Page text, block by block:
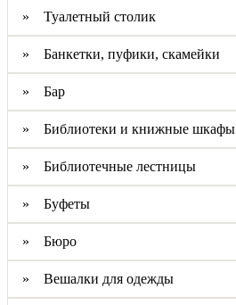
» Туалетный столик
» Банкетки, пуфики, скамейки
» Бар
» Библиотеки и книжные шкафы
» Библиотечные лестницы
» Буфеты
» Бюро
» Вешалки для одежды